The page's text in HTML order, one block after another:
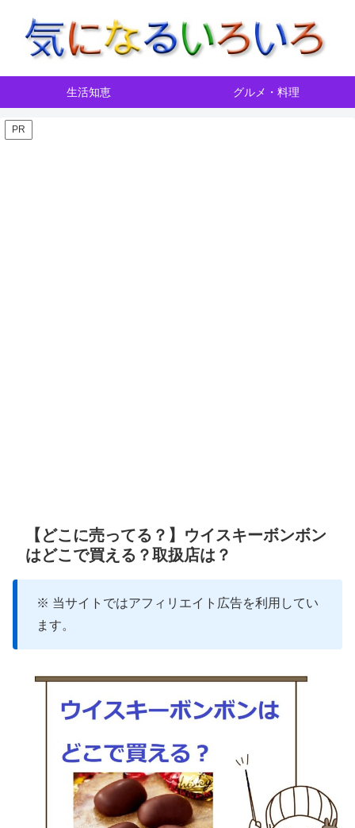
生活知恵 グルメ・料理
PR
【どこに売ってる？】ウイスキーボンボン
はどこで買える？取扱店は？
※ 当サイトではアフィリエイト広告を利用してい
ます。